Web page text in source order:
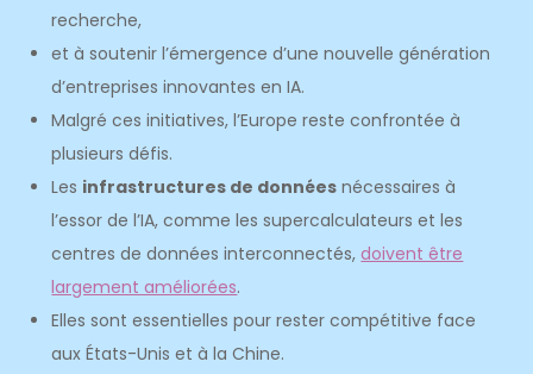
recherche,
et à soutenir l’émergence d’une nouvelle génération
d’entreprises innovantes en IA.
Malgré ces initiatives, l’Europe reste confrontée à
plusieurs défis.
Les infrastructures de données nécessaires à
l’essor de l’IA, comme les supercalculateurs et les
centres de données interconnectés,doivent être
largement améliorées.
Elles sont essentielles pour rester compétitive face
aux États-Unis et à la Chine.